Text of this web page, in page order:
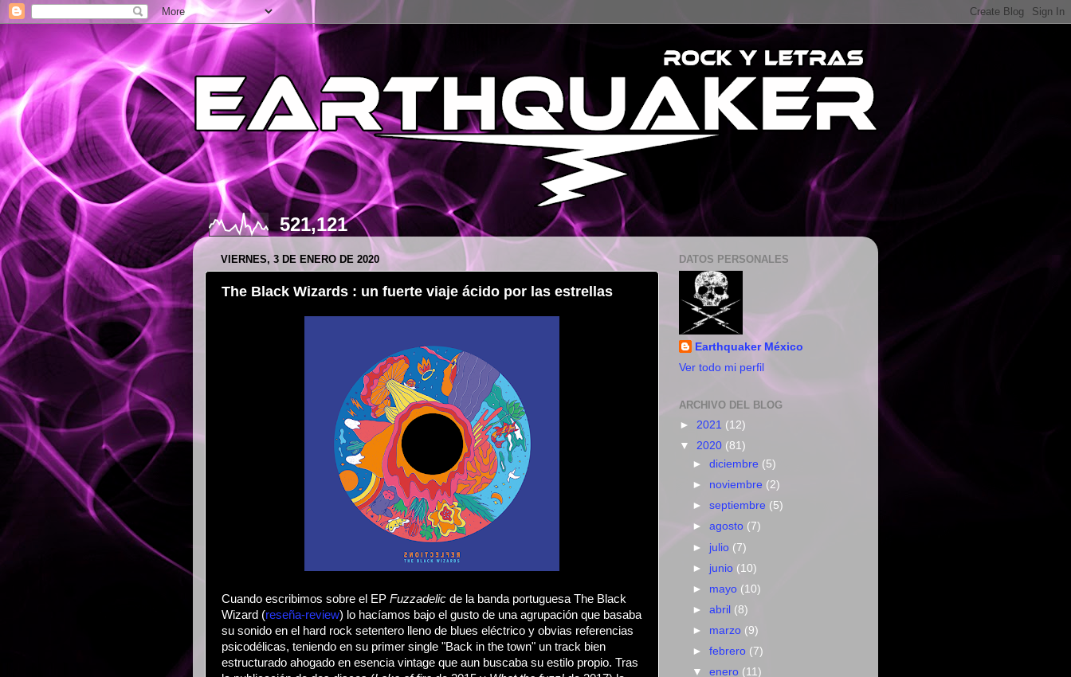
521,121
VIERNES, 3 DE ENERO DE 2020
The Black Wizards : un fuerte viaje ácido por las estrellas
Cuando escribimos sobre el EP Fuzzadelic de la banda portuguesa The Black
Wizard (reseña-review) lo hacíamos bajo el gusto de una agrupación que basaba
su sonido en el hard rock setentero lleno de blues eléctrico y obvias referencias
psicodélicas, teniendo en su primer single "Back in the town" un track bien
estructurado ahogado en esencia vintage que aun buscaba su estilo propio. Tras
DATOS PERSONALES
Earthquaker México
Ver todo mi perfil
ARCHIVO DEL BLOG
► 2021 (12)
▼ 2020 (81)
►diciembre (5)
► noviembre (2)
►septiembre (5)
►agosto (7)
► julio (7)
► junio (10)
► mayo (10)
►abril (8)
► marzo (9)
►febrero (7)
▼enero (11)